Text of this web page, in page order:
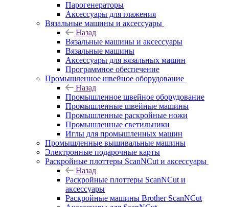
Парогенераторы
Аксессуары для глажения
Вязальные машины и аксессуары
Назад
Вязальные машины и аксессуары
Вязальные машины
Аксессуары для вязальных машин
Программное обеспечение
Промышленное швейное оборудование
Назад
Промышленное швейное оборудование
Промышленные швейные машины
Промышленные раскройные ножи
Промышленные светильники
Иглы для промышленных машин
Промышленные вышивальные машины
Электронные подарочные карты
Раскройные плоттеры ScanNCut и аксессуары
Назад
Раскройные плоттеры ScanNCut и
аксессуары
Раскройные машины Brother ScanNCut